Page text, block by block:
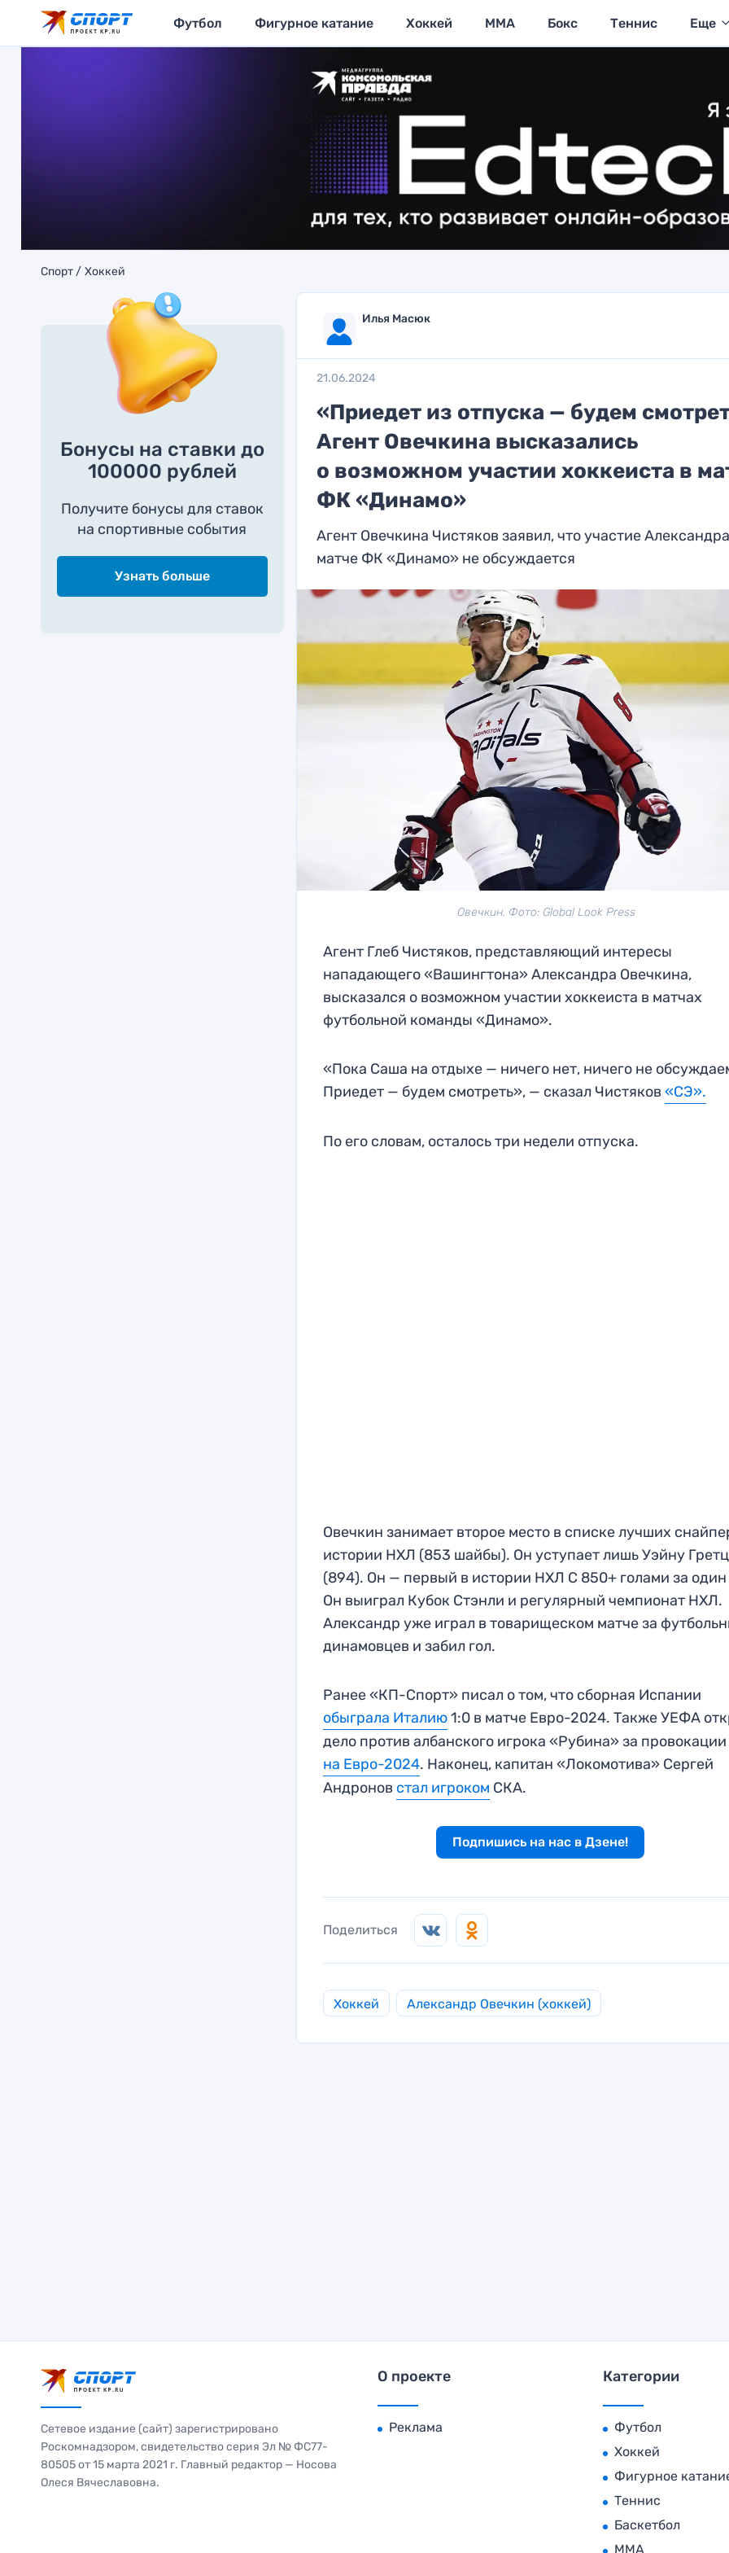
Футбол Фигурное катание Хоккей MMA Бокс Теннис Еще
Спорт Хоккей
Бонусы на ставки до
100000 рублей
Получите бонусы для ставок
на спортивные события
Узнать больше
Илья Масюк
21.06.2024
«Приедет из отпуска — будем
Агент Овечкина высказались
о возможном участии хоккеиста в
ФК «Динамо»
Агент Овечкина Чистяков заявил, что участие
матче ФК «Динамо» не обсуждается
Овечкин. Фото: Global Look Press
Агент Глеб Чистяков, представляющий интересы
нападающего «Вашингтона» Александра Овечкина,
высказался о возможном участии хоккеиста в матчах
футбольной команды «Динамо».
«Пока Саша на отдыхе — ничего нет, ничего не
Приедет — будем смотреть», — сказал Чистяков«СЭ».
По его словам, осталось три недели отпуска.
Овечкин занимает второе место в списке лучших
истории НХЛ (853 шайбы). Он уступает лишь Уэйну
(894). Он — первый в истории НХЛ С 850+ голами за один
Он выиграл Кубок Стэнли и регулярный чемпионат НХЛ.
Александр уже играл в товарищеском матче за
динамовцев и забил гол.
Ранее «КП-Спорт» писал о том, что сборная Испании
обыграла Италию1:0 в матче Евро-2024. Также УЕФА
дело против албанского игрока «Рубина» за
на Евро-2024. Наконец, капитан «Локомотива» Сергей
Андронов стал игроком СКА.
Подпишись на нас в Дзене!
Поделиться
Хоккей Александр Овечкин (хоккей)
Сетевое издание (сайт) зарегистрировано
Роскомнадзором, свидетельство серия Эл № ФС77-
80505 от 15 марта 2021 г. Главный редактор — Носова
Олеся Вячеславовна.
О проекте
Реклама
Категории
Футбол
Хоккей
Фигурное
Теннис
Баскетбол
MMA